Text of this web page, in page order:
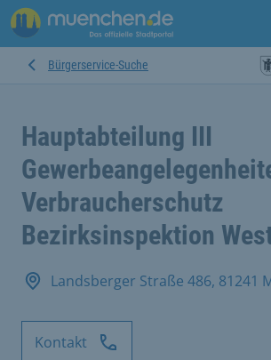
Bürgerservice-Suche
Hauptabteilung III
Verbraucherschutz
Bezirksinspektion
Landsberger Straße 486, 81241
Kontakt